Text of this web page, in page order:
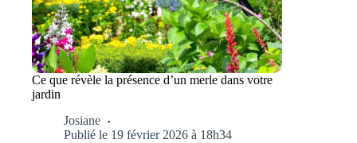
Ce que révèle la présence d’un merle dans votre
jardin
Josiane
Publié le 19 février 2026 à 18h34